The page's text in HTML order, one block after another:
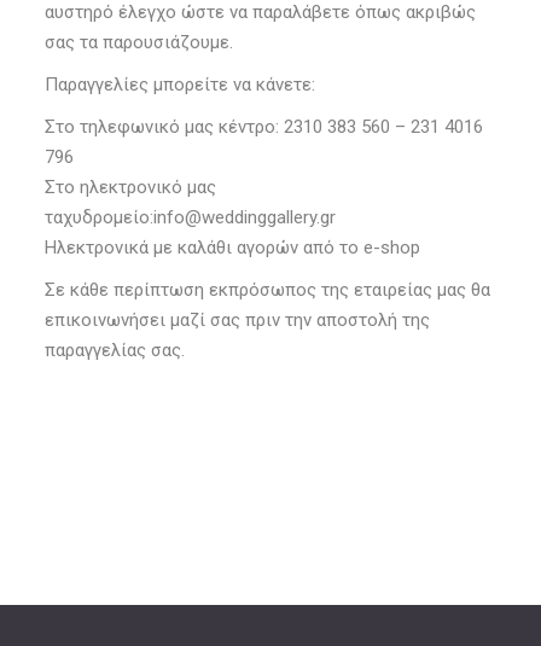
αυστηρό έλεγχο ώστε να παραλάβετε όπως ακριβώς
σας τα παρουσιάζουμε.
Παραγγελίες μπορείτε να κάνετε:
Στο τηλεφωνικό μας κέντρο: 2310 383 560 – 231 4016
796
Στο ηλεκτρονικό μας
ταχυδρομείο:info@weddinggallery.gr
Ηλεκτρονικά με καλάθι αγορών από το e-shop
Σε κάθε περίπτωση εκπρόσωπος της εταιρείας μας θα
επικοινωνήσει μαζί σας πριν την αποστολή της
παραγγελίας σας.